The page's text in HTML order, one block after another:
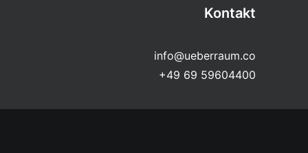
Kontakt
info@ueberraum.co
+49 69 59604400